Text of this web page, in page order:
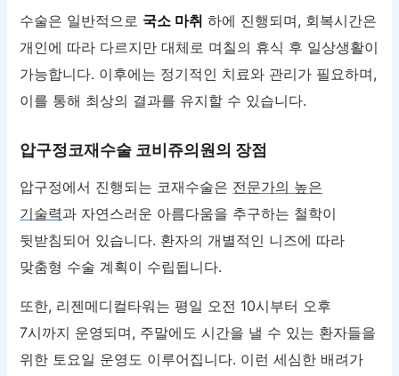
수술은 일반적으로 국소 마취 하에 진행되며, 회복시간은
개인에 따라 다르지만 대체로 며칠의 휴식 후 일상생활이
가능합니다. 이후에는 정기적인 치료와 관리가 필요하며,
이를 통해 최상의 결과를 유지할 수 있습니다.
압구정코재수술 코비쥬의원의 장점
압구정에서 진행되는 코재수술은 전문가의 높은
기술력과 자연스러운 아름다움을 추구하는 철학이
뒷받침되어 있습니다. 환자의 개별적인 니즈에 따라
맞춤형 수술 계획이 수립됩니다.
또한, 리젠메디컬타워는 평일 오전 10시부터 오후
7시까지 운영되며, 주말에도 시간을 낼 수 있는 환자들을
위한 토요일 운영도 이루어집니다. 이런 세심한 배려가